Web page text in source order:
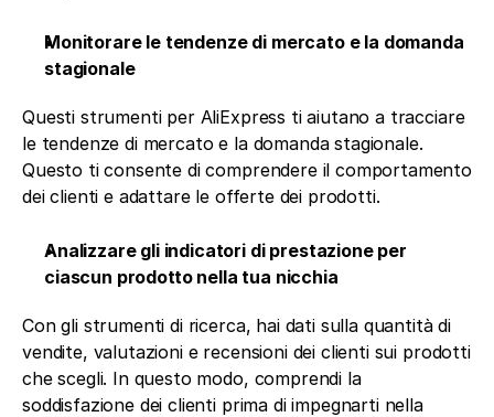
Monitorare le tendenze di mercato e la domanda
stagionale
Questi strumenti per AliExpress ti aiutano a tracciare
le tendenze di mercato e la domanda stagionale.
Questo ti consente di comprendere il comportamento
dei clienti e adattare le offerte dei prodotti.
Analizzare gli indicatori di prestazione per
ciascun prodotto nella tua nicchia
Con gli strumenti di ricerca, hai dati sulla quantità di
vendite, valutazioni e recensioni dei clienti sui prodotti
che scegli. In questo modo, comprendi la
soddisfazione dei clienti prima di impegnarti nella